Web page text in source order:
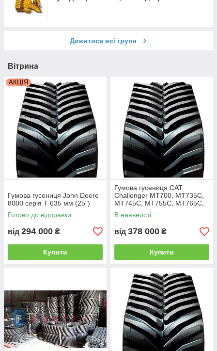
Дивитися всі групи
Вітрина
АКЦІЯ
Гумова гусениця John Deere
8000 серія T 635 мм (25")
Готово до відправки
від 294 000 ₴
Купити
Гумова гусениця CAT
Challenger MT700, MT735C,
MT745C, MT755C, MT765C,
MT775C 635мм (25")
В наявності
від 378 000 ₴
Купити